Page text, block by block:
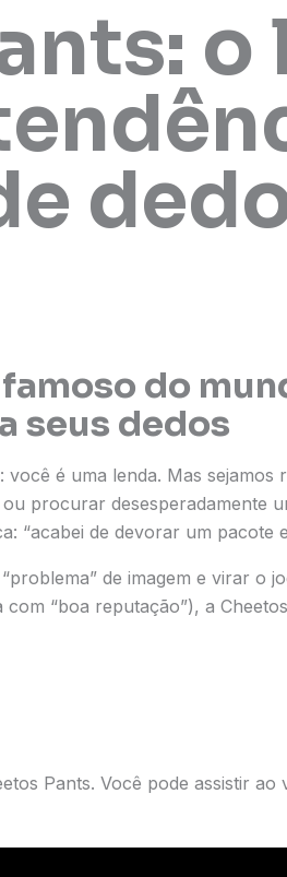
o
do
seus dedos
é uma lenda. Mas
procurar desesperadamente
“acabei de devorar um pacote
de imagem e virar o
“boa reputação”), a
Pants. Você pode assistir